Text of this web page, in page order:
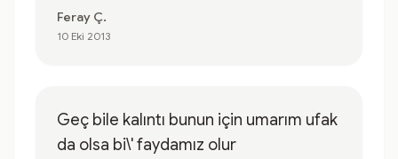
Feray Ç.
10 Eki 2013
Geç bile kalıntı bunun için umarım ufak
da olsa bi\' faydamız olur